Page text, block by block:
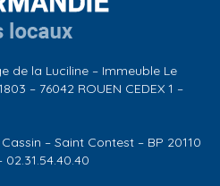
de la Luciline – Immeuble Le
– 76042 ROUEN CEDEX 1 –
Cassin – Saint Contest – BP 20110
02.31.54.40.40